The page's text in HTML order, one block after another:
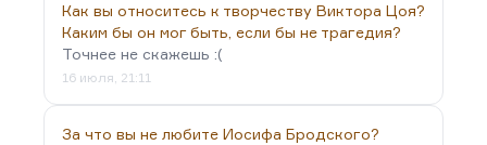
Как вы относитесь к творчеству Виктора Цоя?
Каким бы он мог быть, если бы не трагедия?
Точнее не скажешь :(
16 июля, 21:11
За что вы не любите Иосифа Бродского?